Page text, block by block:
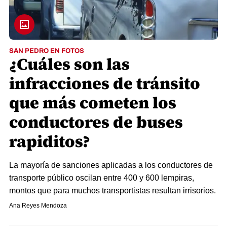
SAN PEDRO EN FOTOS
¿Cuáles son las
infracciones de tránsito
que más cometen los
conductores de buses
rapiditos?
La mayoría de sanciones aplicadas a los conductores de
transporte público oscilan entre 400 y 600 lempiras,
montos que para muchos transportistas resultan irrisorios.
Ana Reyes Mendoza